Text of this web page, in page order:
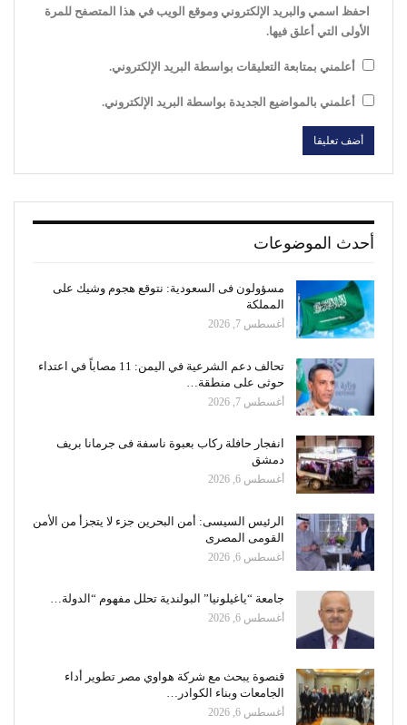
احفظ اسمي والبريد الإلكتروني وموقع الويب في هذا المتصفح للمرة
الأولى التي أعلق فيها.
أعلمني بمتابعة التعليقات بواسطة البريد الإلكتروني.
أعلمني بالمواضيع الجديدة بواسطة البريد الإلكتروني.
أحدث الموضوعات
مسؤولون فى السعودية: نتوقع هجوم وشيك على
المملكة
أغسطس 7, 2026
تحالف دعم الشرعية في اليمن: 11 مصاباً في اعتداء
حوثى على منطقة…
أغسطس 7, 2026
انفجار حافلة ركاب بعبوة ناسفة فى جرمانا بريف
دمشق
أغسطس 6, 2026
الرئيس السيسى: أمن البحرين جزء لا يتجزأ من الأمن
القومى المصرى
أغسطس 6, 2026
جامعة “ياغيلونيا” البولندية تحلل مفهوم “الدولة…
أغسطس 6, 2026
قنصوة يبحث مع شركة هواوي مصر تطوير أداء
الجامعات وبناء الكوادر…
أغسطس 6, 2026